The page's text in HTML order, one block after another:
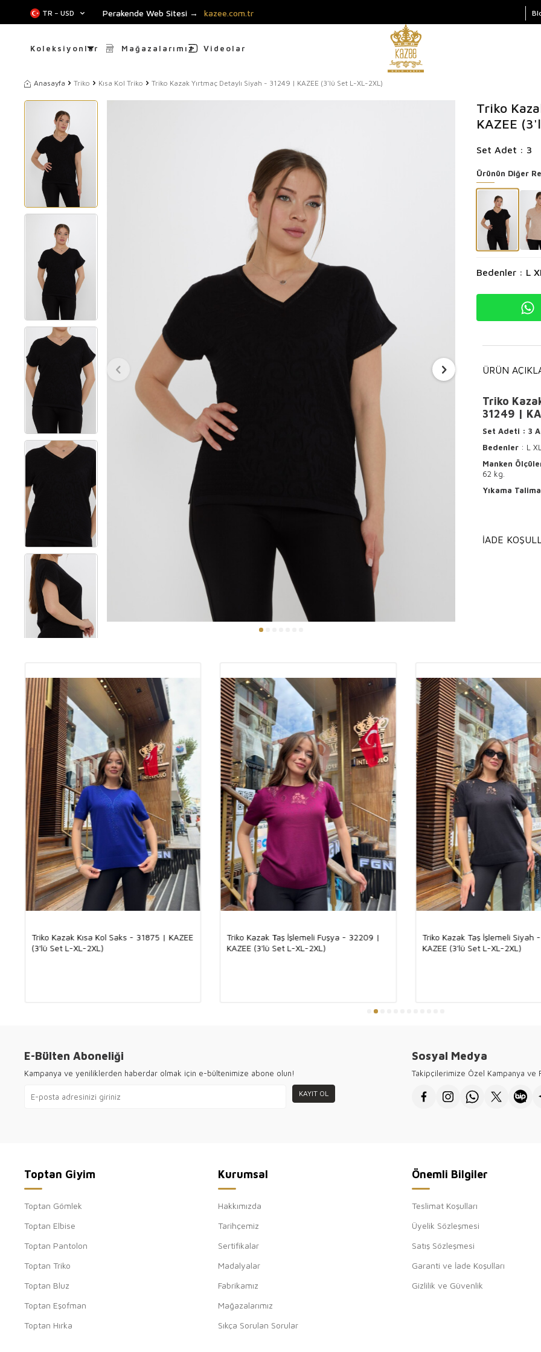
TR − USD Perakende Web Sitesi → kazee.com.tr
Koleksiyonlar Mağazalarımız Videolar
Anasayfa Triko Kısa Kol Triko Triko Kazak Yırtmaç Detaylı Siyah - 31249 | KAZEE (3'lü Set L-XL-2XL)
Triko
KAZEE
Set Adet : 3
Ürünün Diğer
Bedenler : L
ÜRÜN
Triko
31249 |
Set Adeti : 3
Bedenler : L
Manken
62 kg.
Yıkama
Ürünün
Trikoların
rahatlık
oturarak
şık
bile ilk günkü
kılar. Toptan
sunarak sadık
%92
Ürünümüz,
ve nefes
kumaşın lüks
sayesinde,
ürün ortaya
triko, her
Toptan
Kazee olarak,
sunuyoruz.
●Kazee
toptan
için
İADE
Triko Kazak Kısa Kol Saks - 31875 | KAZEE
(3'lü Set L-XL-2XL)
Triko Kazak Taş İşlemeli Fuşya - 32209 |
KAZEE (3'lü Set L-XL-2XL)
Triko Kazak Taş İşlemeli Siyah
KAZEE (3'lü Set L-XL-2XL)
E-Bülten Aboneliği
Kampanya ve yeniliklerden haberdar olmak için e-bültenimize abone olun!
KAYIT OL
Sosyal Medya
Takipçilerimize Özel Kampanya ve
Toptan Giyim
Toptan Gömlek
Toptan Elbise
Toptan Pantolon
Toptan Triko
Toptan Bluz
Toptan Eşofman
Toptan Hırka
Kurumsal
Hakkımızda
Tarihçemiz
Sertifikalar
Madalyalar
Fabrikamız
Mağazalarımız
Sıkça Sorulan Sorular
Önemli Bilgiler
Teslimat Koşulları
Üyelik Sözleşmesi
Satış Sözleşmesi
Garanti ve İade Koşulları
Gizlilik ve Güvenlik